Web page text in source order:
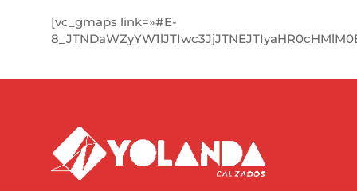
[vc_gmaps link=»#E-